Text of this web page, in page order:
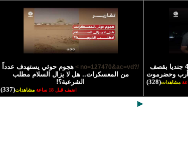
استشهاد 45 جنديا بقصف
وحضرموت
مشاهدات(328)
/?no=127470&ac=vd >
هجوم حوثي يستهدف عدداً
من المعسكرات.. هل لا يزال السلام مطلب
الشرعية؟!
اضيف قبل 18 ساعة مشاهدات(337)